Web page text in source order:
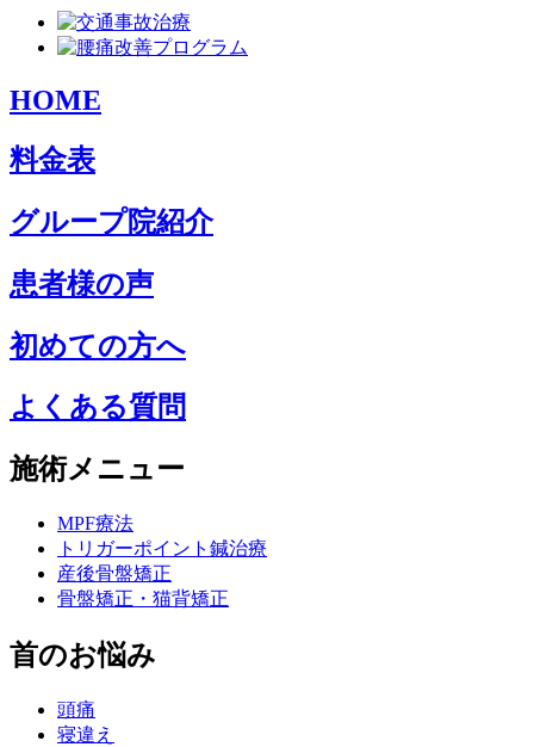
HOME
料金表
グループ院紹介
患者様の声
初めての方へ
よくある質問
施術メニュー
MPF療法
トリガーポイント鍼治療
産後骨盤矯正
骨盤矯正・猫背矯正
首のお悩み
頭痛
寝違え